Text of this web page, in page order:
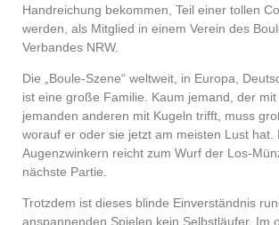
Handreichung bekommen, Teil einer tollen
werden, als Mitglied in einem Verein des
Verbandes NRW.
Die „Boule-Szene“ weltweit, in Europa,
ist eine große Familie. Kaum jemand, der
jemanden anderen mit Kugeln trifft, muss
worauf er oder sie jetzt am meisten Lust hat.
Augenzwinkern reicht zum Wurf der Los-
nächste Partie.
Trotzdem ist dieses blinde Einverständnis
anspannenden Spielen kein Selbstläufer. Im